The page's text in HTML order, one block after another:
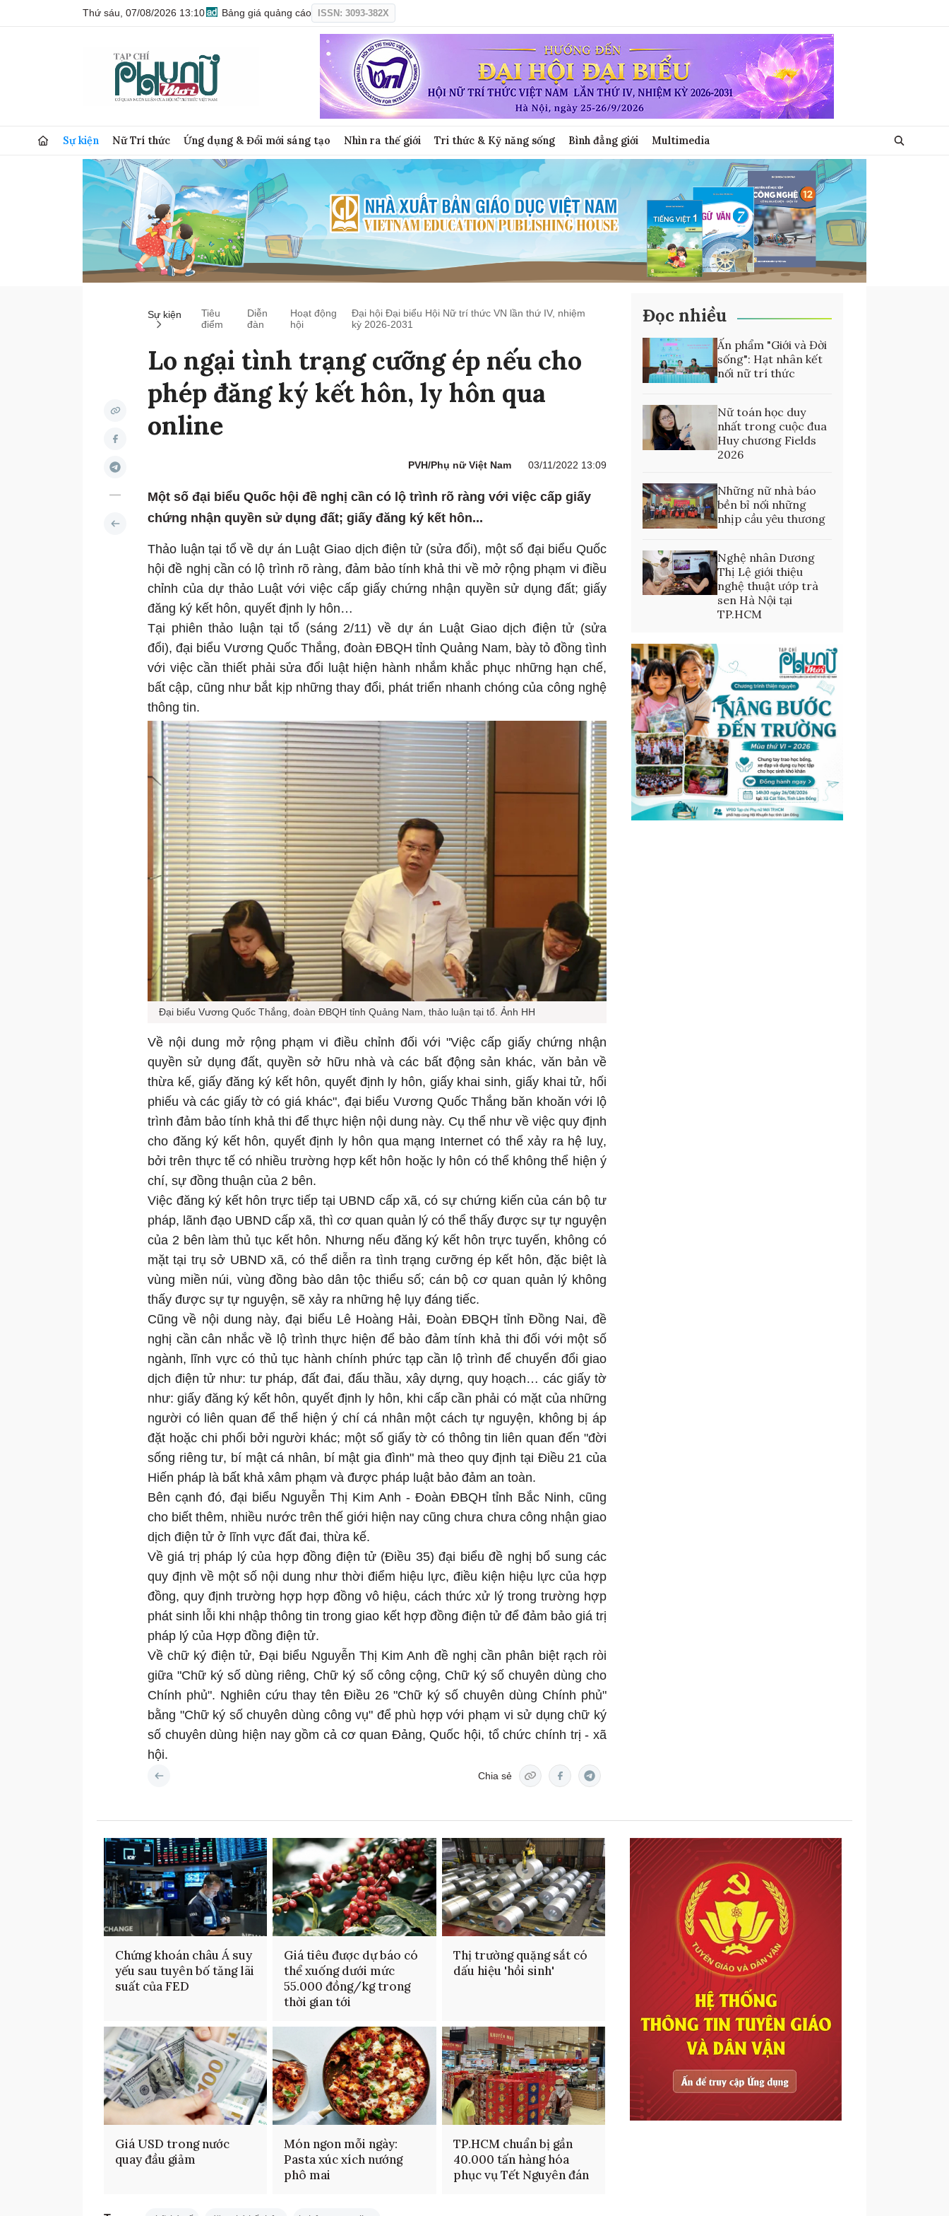
Thứ sáu, 07/08/2026 13:10 Bảng giá quảng cáo ISSN: 3093-382X
Sự kiện Nữ Trí thức Ứng dụng & Đổi mới sáng tạo Nhìn ra thế giới Tri thức & Kỹ năng sống Bình đẳng giới Multimedia
Sự kiện
Tiêu
điểm
Diễn
đàn
Hoạt động
hội
Đại hội Đại biểu Hội Nữ trí thức VN lần thứ IV, nhiệm
kỳ 2026-2031
Lo ngại tình trạng cưỡng ép nếu cho
phép đăng ký kết hôn, ly hôn qua
online
PVH/Phụ nữ Việt Nam 03/11/2022 13:09
Một số đại biểu Quốc hội đề nghị cần có lộ trình rõ ràng với việc cấp giấy
chứng nhận quyền sử dụng đất; giấy đăng ký kết hôn...
Thảo luận tại tổ về dự án Luật Giao dịch điện tử (sửa đổi), một số đại biểu Quốc
hội đề nghị cần có lộ trình rõ ràng, đảm bảo tính khả thi về mở rộng phạm vi điều
chỉnh của dự thảo Luật với việc cấp giấy chứng nhận quyền sử dụng đất; giấy
đăng ký kết hôn, quyết định ly hôn…
Tại phiên thảo luận tại tổ (sáng 2/11) về dự án Luật Giao dịch điện tử (sửa
đổi), đại biểu Vương Quốc Thắng, đoàn ĐBQH tỉnh Quảng Nam, bày tỏ đồng tình
với việc cần thiết phải sửa đổi luật hiện hành nhắm khắc phục những hạn chế,
bất cập, cũng như bắt kịp những thay đổi, phát triển nhanh chóng của công nghệ
thông tin.
Đại biểu Vương Quốc Thắng, đoàn ĐBQH tỉnh Quảng Nam, thảo luận tại tổ. Ảnh HH
Về nội dung mở rộng phạm vi điều chỉnh đối với "Việc cấp giấy chứng nhận
quyền sử dụng đất, quyền sở hữu nhà và các bất động sản khác, văn bản về
thừa kế, giấy đăng ký kết hôn, quyết định ly hôn, giấy khai sinh, giấy khai tử, hối
phiếu và các giấy tờ có giá khác", đại biểu Vương Quốc Thắng băn khoăn với lộ
trình đảm bảo tính khả thi để thực hiện nội dung này. Cụ thể như về việc quy định
cho đăng ký kết hôn, quyết định ly hôn qua mạng Internet có thể xảy ra hệ luỵ,
bởi trên thực tế có nhiều trường hợp kết hôn hoặc ly hôn có thể không thể hiện ý
chí, sự đồng thuận của 2 bên.
Việc đăng ký kết hôn trực tiếp tại UBND cấp xã, có sự chứng kiến của cán bộ tư
pháp, lãnh đạo UBND cấp xã, thì cơ quan quản lý có thể thấy được sự tự nguyện
của 2 bên làm thủ tục kết hôn. Nhưng nếu đăng ký kết hôn trực tuyến, không có
mặt tại trụ sở UBND xã, có thể diễn ra tình trạng cưỡng ép kết hôn, đặc biệt là
vùng miền núi, vùng đồng bào dân tộc thiểu số; cán bộ cơ quan quản lý không
thấy được sự tự nguyện, sẽ xảy ra những hệ lụy đáng tiếc.
Cũng về nội dung này, đại biểu Lê Hoàng Hải, Đoàn ĐBQH tỉnh Đồng Nai, đề
nghị cần cân nhắc về lộ trình thực hiện để bảo đảm tính khả thi đối với một số
ngành, lĩnh vực có thủ tục hành chính phức tạp cần lộ trình để chuyển đổi giao
dịch điện tử như: tư pháp, đất đai, đấu thầu, xây dựng, quy hoạch… các giấy tờ
như: giấy đăng ký kết hôn, quyết định ly hôn, khi cấp cần phải có mặt của những
người có liên quan để thể hiện ý chí cá nhân một cách tự nguyện, không bị áp
đặt hoặc chi phối bởi người khác; một số giấy tờ có thông tin liên quan đến "đời
sống riêng tư, bí mật cá nhân, bí mật gia đình" mà theo quy định tại Điều 21 của
Hiến pháp là bất khả xâm phạm và được pháp luật bảo đảm an toàn.
Bên cạnh đó, đại biểu Nguyễn Thị Kim Anh - Đoàn ĐBQH tỉnh Bắc Ninh, cũng
cho biết thêm, nhiều nước trên thế giới hiện nay cũng chưa chưa công nhận giao
dịch điện tử ở lĩnh vực đất đai, thừa kế.
Về giá trị pháp lý của hợp đồng điện tử (Điều 35) đại biểu đề nghị bổ sung các
quy định về một số nội dung như thời điểm hiệu lực, điều kiện hiệu lực của hợp
đồng, quy định trường hợp hợp đồng vô hiệu, cách thức xử lý trong trường hợp
phát sinh lỗi khi nhập thông tin trong giao kết hợp đồng điện tử để đảm bảo giá trị
pháp lý của Hợp đồng điện tử.
Về chữ ký điện tử, Đại biểu Nguyễn Thị Kim Anh đề nghị cần phân biệt rạch ròi
giữa "Chữ ký số dùng riêng, Chữ ký số công cộng, Chữ ký số chuyên dùng cho
Chính phủ". Nghiên cứu thay tên Điều 26 "Chữ ký số chuyên dùng Chính phủ"
bằng "Chữ ký số chuyên dùng công vụ" để phù hợp với phạm vi sử dụng chữ ký
số chuyên dùng hiện nay gồm cả cơ quan Đảng, Quốc hội, tổ chức chính trị - xã
hội.
Chia sẻ
Đọc nhiều
Ấn phẩm "Giới và Đời
sống": Hạt nhân kết
nối nữ trí thức
Nữ toán học duy
nhất trong cuộc đua
Huy chương Fields
2026
Những nữ nhà báo
bền bỉ nối những
nhịp cầu yêu thương
Nghệ nhân Dương
Thị Lệ giới thiệu
nghệ thuật ướp trà
sen Hà Nội tại
TP.HCM
Chứng khoán châu Á suy
yếu sau tuyên bố tăng lãi
suất của FED
Giá tiêu được dự báo có
thể xuống dưới mức
55.000 đồng/kg trong
thời gian tới
Thị trường quặng sắt có
dấu hiệu 'hồi sinh'
Giá USD trong nước
quay đầu giảm
Món ngon mỗi ngày:
Pasta xúc xích nướng
phô mai
TP.HCM chuẩn bị gần
40.000 tấn hàng hóa
phục vụ Tết Nguyên đán